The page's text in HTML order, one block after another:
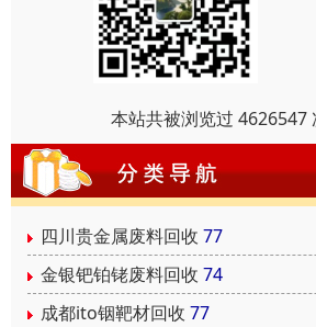
本站共被浏览过 4626547
四川贵金属废料回收 77
金银钯铂铑废料回收 74
成都ito铟靶材回收 77